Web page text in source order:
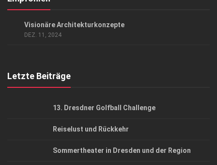
Visionäre Architekturkonzepte
DEZ. 11, 2024
Letzte Beiträge
13. Dresdner Golfball Challenge
Reiselust und Rückkehr
Sommertheater in Dresden und der Region